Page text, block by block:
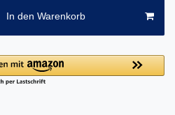
In den Warenkorb